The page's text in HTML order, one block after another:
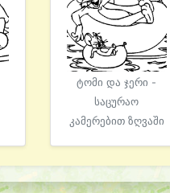
ტომი და ჯერი -
საცურაო
კამერებით ზღვაში